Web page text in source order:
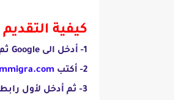
كيفية
1- أدخل الى Google ثم،
2- أكتب
3- ثم أدخل لأول